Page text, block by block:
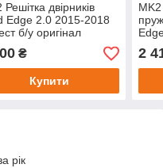
Решітка двірників
Edge 2.0 2015-2018
б/у оригінал
₴
Купити
MK2
у
2
рік